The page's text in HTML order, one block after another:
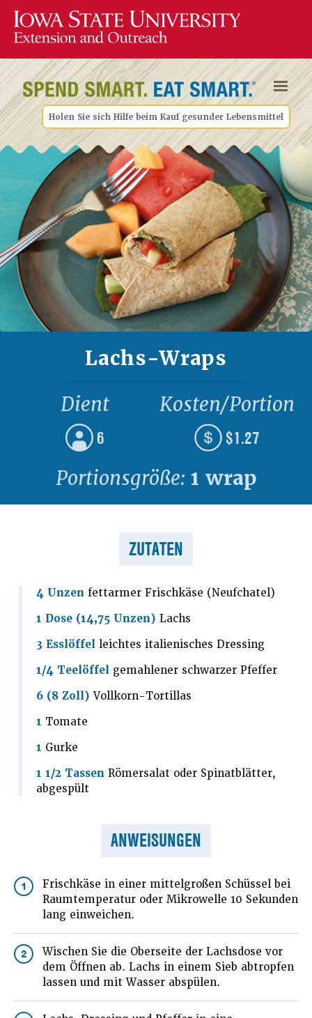
Holen Sie sich Hilfe beim Kauf gesunder Lebensmittel
Lachs-Wraps
Dient
6
Kosten/Portion
$1.27
Portionsgröße: 1 wrap
ZUTATEN
4 Unzen fettarmer Frischkäse (Neufchatel)
1 Dose (14,75 Unzen) Lachs
3 Esslöffel leichtes italienisches Dressing
1/4 Teelöffel gemahlener schwarzer Pfeffer
6 (8 Zoll) Vollkorn-Tortillas
1 Tomate
1 Gurke
1 1/2 Tassen Römersalat oder Spinatblätter,
abgespült
ANWEISUNGEN
1
Frischkäse in einer mittelgroßen Schüssel bei
Raumtemperatur oder Mikrowelle 10 Sekunden
lang einweichen.
2
Wischen Sie die Oberseite der Lachsdose vor
dem Öffnen ab. Lachs in einem Sieb abtropfen
lassen und mit Wasser abspülen.